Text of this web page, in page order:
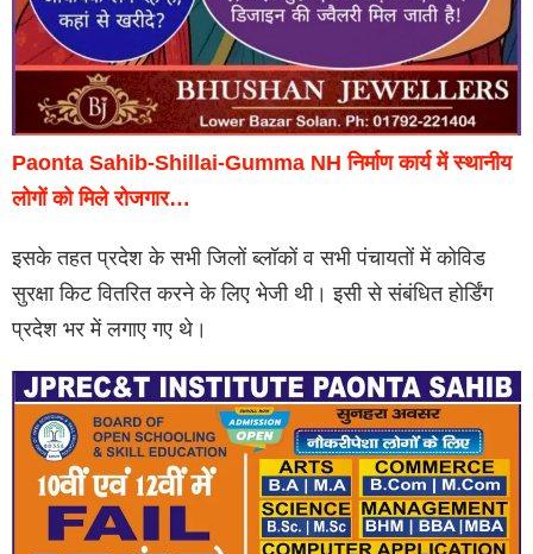
Paonta Sahib-Shillai-Gumma NH निर्माण कार्य में स्थानीय
लोगों को मिले रोजगार…
इसके तहत प्रदेश के सभी जिलों ब्लॉकों व सभी पंचायतों में कोविड
सुरक्षा किट वितरित करने के लिए भेजी थी। इसी से संबंधित होर्डिंग
प्रदेश भर में लगाए गए थे।